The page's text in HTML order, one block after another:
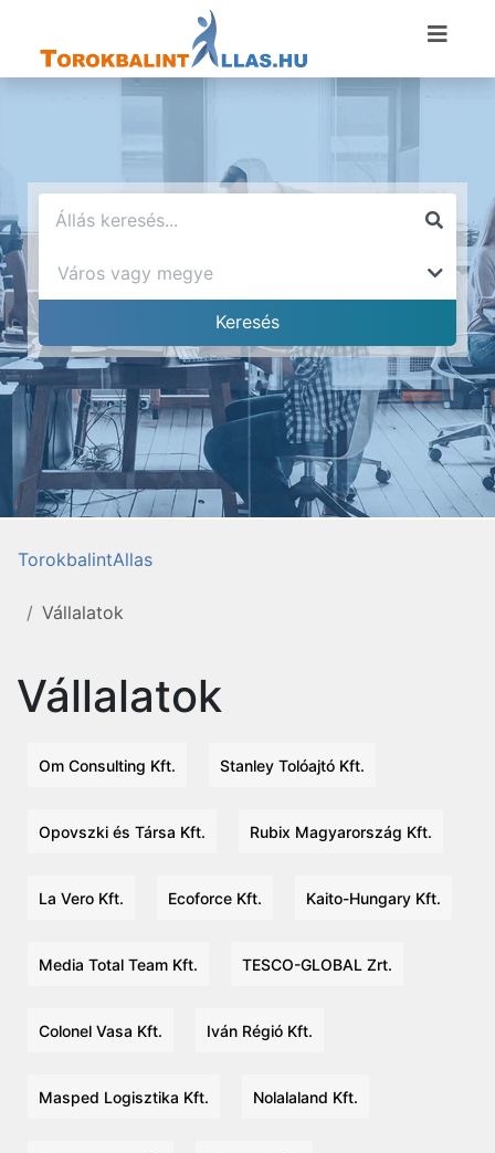
TorokbalintAllas
Vállalatok
Vállalatok
Om Consulting Kft. Stanley Tolóajtó Kft.
Opovszki és Társa Kft. Rubix Magyarország Kft.
La Vero Kft. Ecoforce Kft. Kaito-Hungary Kft.
Media Total Team Kft. TESCO-GLOBAL Zrt.
Colonel Vasa Kft. Iván Régió Kft.
Masped Logisztika Kft. Nolalaland Kft.